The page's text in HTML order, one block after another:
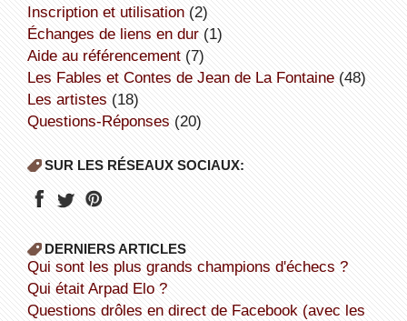
inscription et utilisation(2)
échanges de liens en dur(1)
aide au référencement(7)
Les Fables et Contes de Jean de La Fontaine(48)
Les artistes (18)
Questions-Réponses (20)
SUR LES RÉSEAUX SOCIAUX:
DERNIERS ARTICLES
Qui sont les plus grands champions d'échecs ?
Qui était Arpad Elo ?
Questions drôles en direct de Facebook (avec les